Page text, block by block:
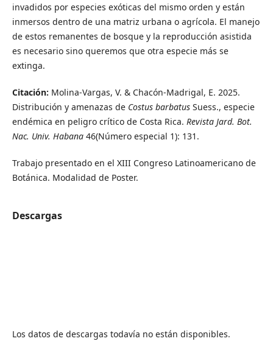
invadidos por especies exóticas del mismo orden y están
inmersos dentro de una matriz urbana o agrícola. El manejo
de estos remanentes de bosque y la reproducción asistida
es necesario sino queremos que otra especie más se
extinga.
Citación: Molina-Vargas, V. & Chacón-Madrigal, E. 2025.
Distribución y amenazas de Costus barbatus Suess., especie
endémica en peligro crítico de Costa Rica. Revista Jard. Bot.
Nac. Univ. Habana46(Número especial 1): 131.
Trabajo presentado en el XIII Congreso Latinoamericano de
Botánica. Modalidad de Poster.
Descargas
Los datos de descargas todavía no están disponibles.